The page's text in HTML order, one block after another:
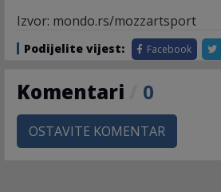
Izvor: mondo.rs/mozzartsport
Podijelite vijest: Facebook
Komentari 0
OSTAVITE KOMENTAR